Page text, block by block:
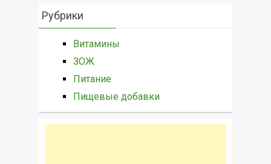
Рубрики
Витамины
ЗОЖ
Питание
Пищевые добавки